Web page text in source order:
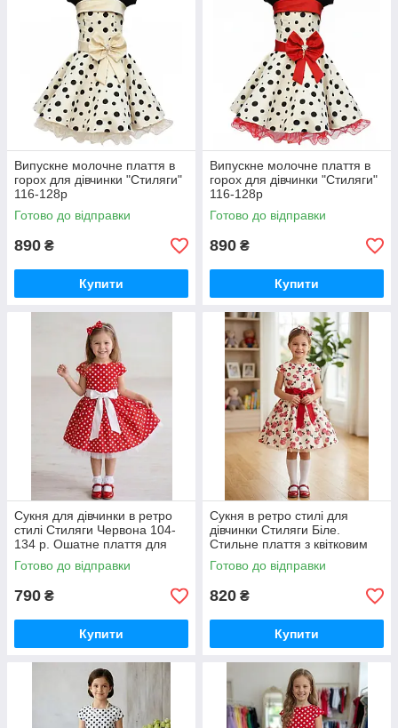
Випускне молочне плаття в
горох для дівчинки "Стиляги"
116-128р
Готово до відправки
890 ₴
Купити
Випускне молочне плаття в
горох для дівчинки "Стиляги"
116-128р
Готово до відправки
890 ₴
Купити
Сукня для дівчинки в ретро
стилі Стиляги Червона 104-
134 р. Ошатне плаття для
дівчинки в горошок
Готово до відправки
790 ₴
Купити
Сукня в ретро стилі для
дівчинки Стиляги Біле.
Стильне плаття з квітковим
принтом Ошатне плаття
Готово до відправки
820 ₴
Купити